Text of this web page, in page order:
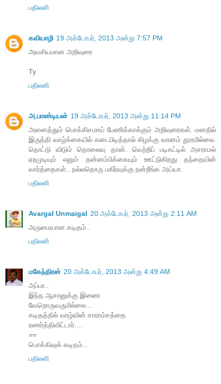
பதிலளி
கவியாழி 19 அக்டோபர், 2013 அன்று 7:57 PM
அவசியமான அறிவுரை
Ty
பதிலளி
அ.பாண்டியன் 19 அக்டோபர், 2013 அன்று 11:14 PM
அனைத்தும் பொக்கிசமாய் பேணிக்காக்கும் அறிவுரைகள். மனதில்
இருத்தி வாழ்க்கையில் கடைபிடித்தால் கிழக்கு வானம் தூரமில்லை.
தொட்டு விடும் தொலைவு தான். வெற்றிப் படிகட்டில் அசராமல்
ஏறமுடியும் எனும் தன்னம்பிக்கையும் ஊட்டுகிறது தந்தையின்
வார்த்தைகள்.. நல்லதொரு பகிர்வுக்கு நன்றீங்க அய்யா.
பதிலளி
Avargal Unmaigal 20 அக்டோபர், 2013 அன்று 2:11 AM
அருமையான கடிதம்..
பதிலளி
மகேந்திரன் 20 அக்டோபர், 2013 அன்று 4:49 AM
அப்பா..
இந்த ஆசானுக்கு இணை
வேறொருவருமில்லை...
கடிதத்தில் வாழ்வின் சாராம்சத்தை
உணர்த்திவிட்டார்....
==
பொக்கிஷக் கடிதம்...
பதிலளி